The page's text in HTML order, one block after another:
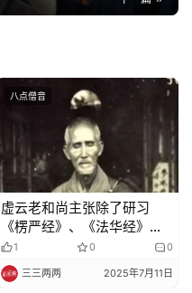
八点僧音
虚云老和尚主张除了研习
《楞严经》、《法华经》、
《金刚经》之外，还应多多
诵读《观世音菩萨普门品》
和《地藏经》
1 0 0
三三两两 2025年7月11日